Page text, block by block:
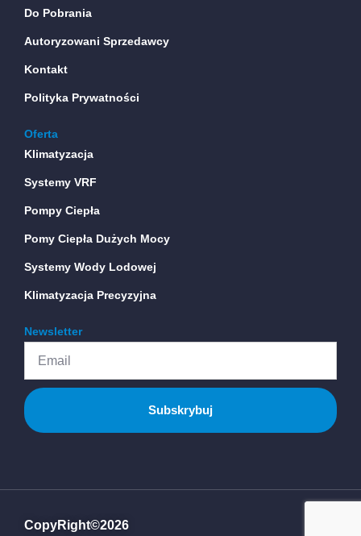
Do Pobrania
Autoryzowani Sprzedawcy
Kontakt
Polityka Prywatności
Oferta
Klimatyzacja
Systemy VRF
Pompy Ciepła
Pomy Ciepła Dużych Mocy
Systemy Wody Lodowej
Klimatyzacja Precyzyjna
Newsletter
Subskrybuj
CopyRight©2026